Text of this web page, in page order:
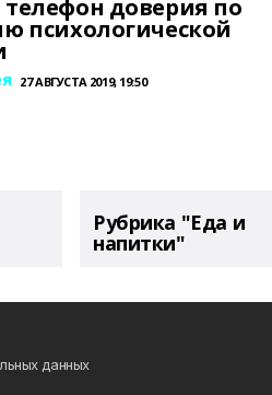
доверия по
психологической
27 АВГУСТА 2019, 19:50
Рубрика "Еда и
напитки"
данных